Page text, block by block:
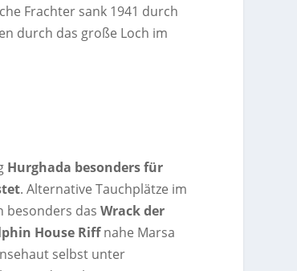
Frachter sank 1941 durch
durch das große Loch im
Hurghada besonders für
. Alternative Tauchplätze im
besonders das Wrack der
House Riffnahe Marsa
selbst unter